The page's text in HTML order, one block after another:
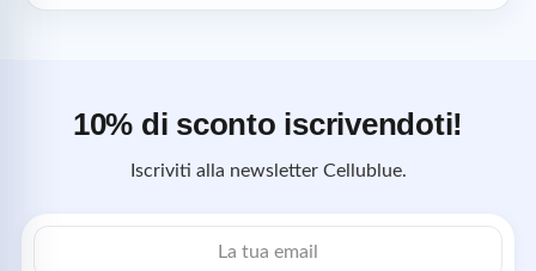
10% di sconto iscrivendoti!
Iscriviti alla newsletter Cellublue.
Indirizzo
email